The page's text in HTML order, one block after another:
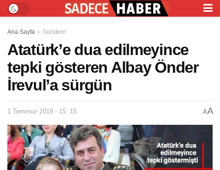
Ana Sayfa Gündem
Atatürk’e dua edilmeyince
tepki gösteren Albay Önder
İrevul’a sürgün
1 Temmuz 2019 - 15: 15 AA